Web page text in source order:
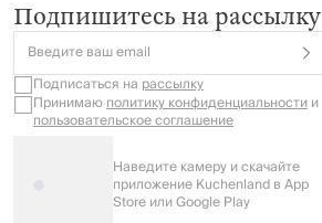
Подпишитесь на рассылку
Введите ваш email
Подписаться на рассылку
Принимаюполитику конфиденциальностии
пользовательское соглашение
Наведите камеру и скачайте
приложение Kuchenland в App
Store или Google Play